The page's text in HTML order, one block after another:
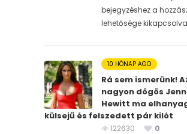
bejegyzéshez a
lehetősége kikapcsolva
10 HÓNAP AGO
Rá sem ismerünk!
nagyon dögös
Hewitt ma
külsejű és felszedett pár kilót
122630
0